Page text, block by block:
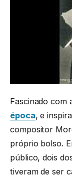
Fascinado com
época, e
compositor
próprio bolso.
público, dois
tiveram de ser